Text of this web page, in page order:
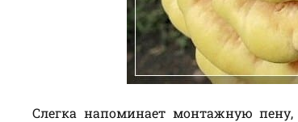
Слегка напоминает монтажную